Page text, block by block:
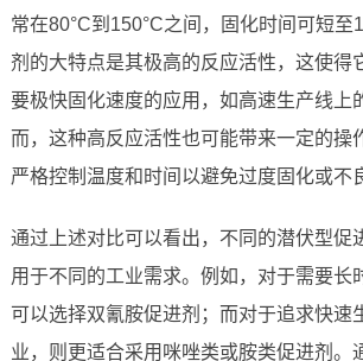
常在80°C到150°C之间，固化时间可短至
剂的大特点是其极高的反应活性，这使得
要极快固化速度的应用，如高速生产线上
而，这种高反应活性也可能带来一定的操
严格控制温度和时间以避免过度固化或不
通过上述对比可以看出，不同的潜伏型促
用于不同的工业需求。例如，对于需要长
可以选择双氰胺促进剂；而对于追求快速
业，则更适合采用咪唑类或胺类促进剂。